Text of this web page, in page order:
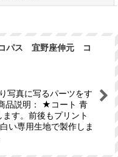
パス 宜野座伸元 コ
写真に写るパーツをす
品説明： ★コート 青
す。前後もプリント
い専用生地で製作しま